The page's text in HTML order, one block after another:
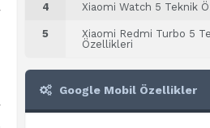
4 Xiaomi Watch 5 Teknik
5
Xiaomi Redmi Turbo 5
Özellikleri
Google Mobil Özellikler